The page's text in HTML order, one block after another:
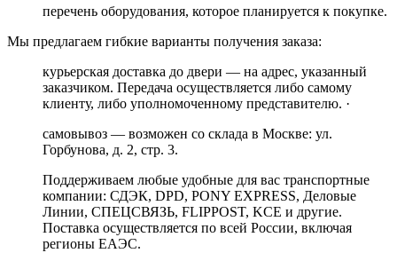
перечень оборудования, которое планируется к покупке.
Мы предлагаем гибкие варианты получения заказа:
курьерская доставка до двери — на адрес, указанный
заказчиком. Передача осуществляется либо самому
клиенту, либо уполномоченному представителю. ·
самовывоз — возможен со склада в Москве: ул.
Горбунова, д. 2, стр. 3.
Поддерживаем любые удобные для вас транспортные
компании: СДЭК, DPD, PONY EXPRESS, Деловые
Линии, СПЕЦСВЯЗЬ, FLIPPOST, KCE и другие.
Поставка осуществляется по всей России, включая
регионы ЕАЭС.